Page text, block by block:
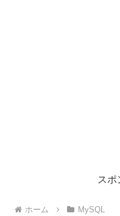
スポ
ホーム MySQL